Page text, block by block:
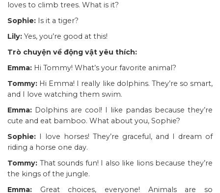
loves to climb trees. What is it?
Sophie: Is it a tiger?
Lily: Yes, you’re good at this!
Trò chuyện về động vật yêu thích:
Emma: Hi Tommy! What’s your favorite animal?
Tommy: Hi Emma! I really like dolphins. They’re so smart,
and I love watching them swim.
Emma: Dolphins are cool! I like pandas because they’re
cute and eat bamboo. What about you, Sophie?
Sophie: I love horses! They’re graceful, and I dream of
riding a horse one day.
Tommy: That sounds fun! I also like lions because they’re
the kings of the jungle.
Emma: Great choices, everyone! Animals are so